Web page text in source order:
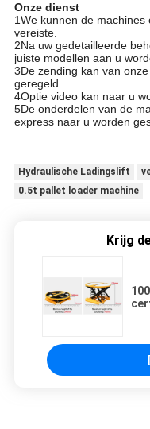
Onze dienst
1We kunnen de
vereiste.
2Na uw gedetailleerde
juiste modellen aan u
3De zending kan van
geregeld.
4Optie video kan naar u
5De onderdelen van de
express naar u worden
Hydraulische Ladingslift
0.5t pallet loader machine
Krijg